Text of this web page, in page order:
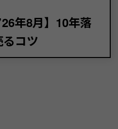
年8月】10年落
コツ